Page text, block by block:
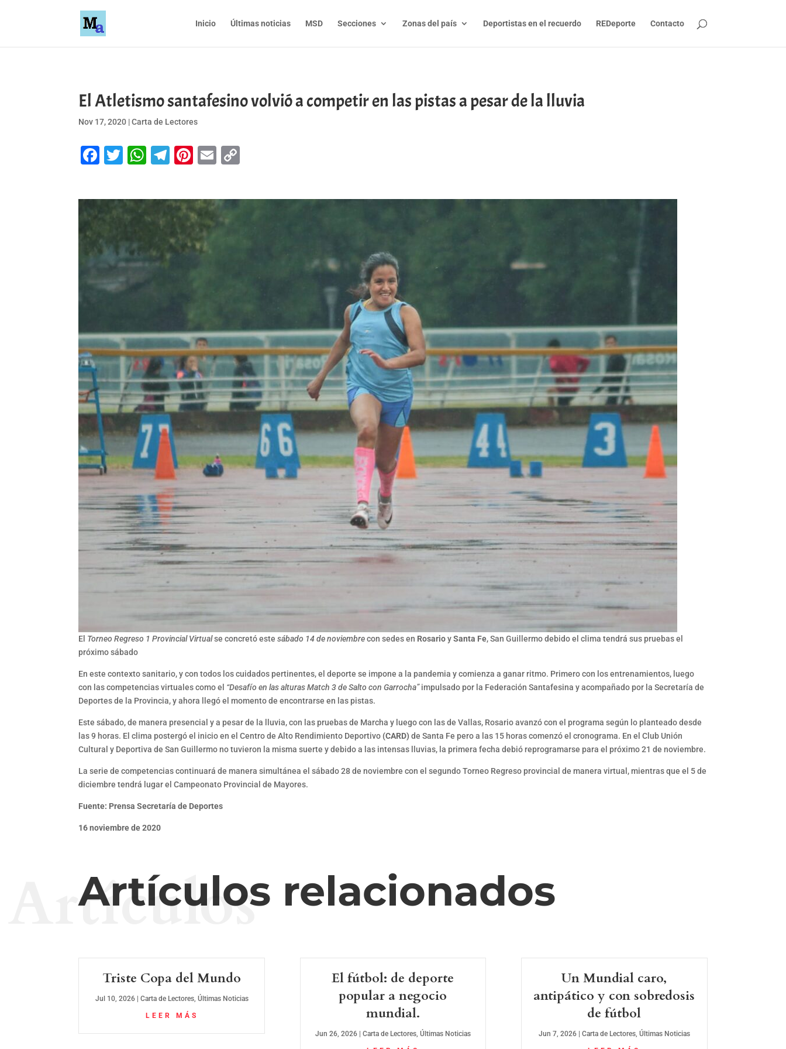
Inicio Últimas noticias MSD Secciones Zonas del país Deportistas en el recuerdo REDeporte Contacto
El Atletismo santafesino volvió a competir en las pistas a pesar de la lluvia
Nov 17, 2020 |Carta de Lectores
Facebook
Twitter
WhatsApp
Telegram
Pinterest
Email
El Torneo Regreso 1 Provincial Virtualse concretó estesábado 14 de noviembrecon sedes en RosarioySanta Fe, San Guillermo debido el clima tendrá sus pruebas el
próximo sábado
En este contexto sanitario, y con todos los cuidados pertinentes, el deporte se impone a la pandemia y comienza a ganar ritmo. Primero con los entrenamientos, luego
con las competencias virtuales como el “Desafío en las alturas Match 3 de Salto con Garrocha”impulsado por la Federación Santafesina y acompañado por la Secretaría de
Deportes de la Provincia, y ahora llegó el momento de encontrarse en las pistas.
Este sábado, de manera presencial y a pesar de la lluvia, con las pruebas de Marcha y luego con las de Vallas, Rosario avanzó con el programa según lo planteado desde
las 9 horas. El clima postergó el inicio en el Centro de Alto Rendimiento Deportivo (CARD) de Santa Fe pero a las 15 horas comenzó el cronograma. En el Club Unión
Cultural y Deportiva de San Guillermo no tuvieron la misma suerte y debido a las intensas lluvias, la primera fecha debió reprogramarse para el próximo 21 de noviembre.
La serie de competencias continuará de manera simultánea el sábado 28 de noviembre con el segundo Torneo Regreso provincial de manera virtual, mientras que el 5 de
diciembre tendrá lugar el Campeonato Provincial de Mayores.
Fuente: Prensa Secretaría de Deportes
16 noviembre de 2020
Artículos relacionados
Artículos
Triste Copa del Mundo
Jul 10, 2026| Carta de Lectores, Últimas Noticias
LEER MÁS
El fútbol: de deporte
popular a negocio
mundial.
Jun 26, 2026| Carta de Lectores, Últimas Noticias
Un Mundial caro,
antipático y con sobredosis
de fútbol
Jun 7, 2026| Carta de Lectores, Últimas Noticias